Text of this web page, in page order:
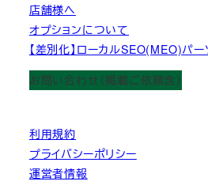
店舗様へ
オプションについて
【差別化】ローカルSEO(MEO)パ
お問い合わせ（掲載ご依頼含）
利用規約
プライバシーポリシー
運営者情報